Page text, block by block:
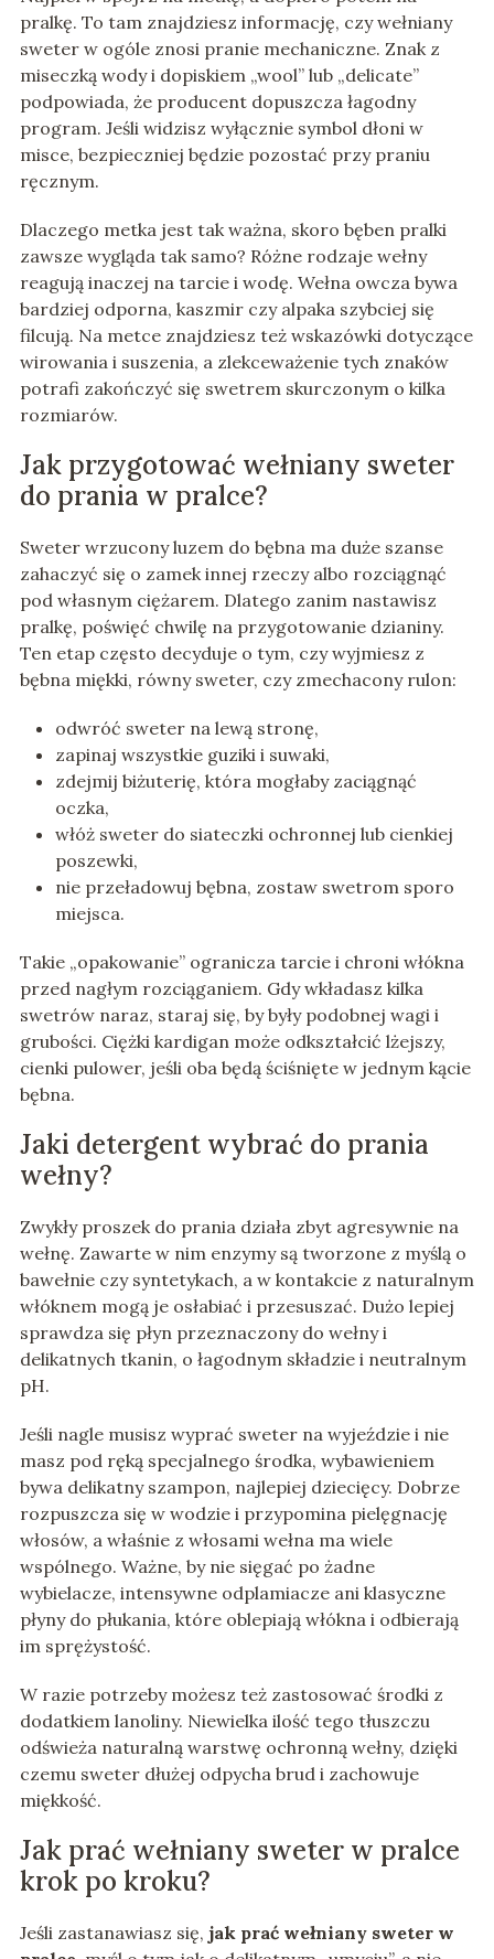
pralkę. To tam znajdziesz informację, czy wełniany
sweter w ogóle znosi pranie mechaniczne. Znak z
miseczką wody i dopiskiem „wool” lub „delicate”
podpowiada, że producent dopuszcza łagodny
program. Jeśli widzisz wyłącznie symbol dłoni w
misce, bezpieczniej będzie pozostać przy praniu
ręcznym.
Dlaczego metka jest tak ważna, skoro bęben pralki
zawsze wygląda tak samo? Różne rodzaje wełny
reagują inaczej na tarcie i wodę. Wełna owcza bywa
bardziej odporna, kaszmir czy alpaka szybciej się
filcują. Na metce znajdziesz też wskazówki dotyczące
wirowania i suszenia, a zlekceważenie tych znaków
potrafi zakończyć się swetrem skurczonym o kilka
rozmiarów.
Jak przygotować wełniany sweter
do prania w pralce?
Sweter wrzucony luzem do bębna ma duże szanse
zahaczyć się o zamek innej rzeczy albo rozciągnąć
pod własnym ciężarem. Dlatego zanim nastawisz
pralkę, poświęć chwilę na przygotowanie dzianiny.
Ten etap często decyduje o tym, czy wyjmiesz z
bębna miękki, równy sweter, czy zmechacony rulon:
odwróć sweter na lewą stronę,
zapinaj wszystkie guziki i suwaki,
zdejmij biżuterię, która mogłaby zaciągnąć
oczka,
włóż sweter do siateczki ochronnej lub cienkiej
poszewki,
nie przeładowuj bębna, zostaw swetrom sporo
miejsca.
Takie „opakowanie” ogranicza tarcie i chroni włókna
przed nagłym rozciąganiem. Gdy wkładasz kilka
swetrów naraz, staraj się, by były podobnej wagi i
grubości. Ciężki kardigan może odkształcić lżejszy,
cienki pulower, jeśli oba będą ściśnięte w jednym kącie
bębna.
Jaki detergent wybrać do prania
wełny?
Zwykły proszek do prania działa zbyt agresywnie na
wełnę. Zawarte w nim enzymy są tworzone z myślą o
bawełnie czy syntetykach, a w kontakcie z naturalnym
włóknem mogą je osłabiać i przesuszać. Dużo lepiej
sprawdza się płyn przeznaczony do wełny i
delikatnych tkanin, o łagodnym składzie i neutralnym
pH.
Jeśli nagle musisz wyprać sweter na wyjeździe i nie
masz pod ręką specjalnego środka, wybawieniem
bywa delikatny szampon, najlepiej dziecięcy. Dobrze
rozpuszcza się w wodzie i przypomina pielęgnację
włosów, a właśnie z włosami wełna ma wiele
wspólnego. Ważne, by nie sięgać po żadne
wybielacze, intensywne odplamiacze ani klasyczne
płyny do płukania, które oblepiają włókna i odbierają
im sprężystość.
W razie potrzeby możesz też zastosować środki z
dodatkiem lanoliny. Niewielka ilość tego tłuszczu
odświeża naturalną warstwę ochronną wełny, dzięki
czemu sweter dłużej odpycha brud i zachowuje
miękkość.
Jak prać wełniany sweter w pralce
krok po kroku?
Jeśli zastanawiasz się, jak prać wełniany sweter w